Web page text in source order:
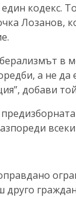
кодекс.
Лозанов,
в
а не да
добави